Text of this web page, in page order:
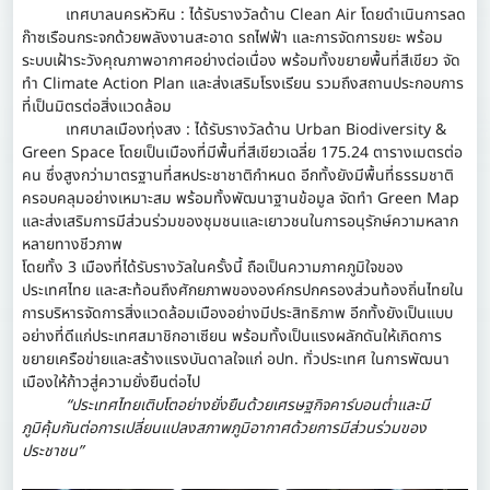
เทศบาลนครหัวหิน : ได้รับรางวัลด้าน Clean Air โดยดำเนินการลด
ก๊าซเรือนกระจกด้วยพลังงานสะอาด รถไฟฟ้า และการจัดการขยะ พร้อม
ระบบเฝ้าระวังคุณภาพอากาศอย่างต่อเนื่อง พร้อมทั้งขยายพื้นที่สีเขียว จัด
ทำ Climate Action Plan และส่งเสริมโรงเรียน รวมถึงสถานประกอบการ
ที่เป็นมิตรต่อสิ่งแวดล้อม
เทศบาลเมืองทุ่งสง : ได้รับรางวัลด้าน Urban Biodiversity &
Green Space โดยเป็นเมืองที่มีพื้นที่สีเขียวเฉลี่ย 175.24 ตารางเมตรต่อ
คน ซึ่งสูงกว่ามาตรฐานที่สหประชาชาติกำหนด อีกทั้งยังมีพื้นที่ธรรมชาติ
ครอบคลุมอย่างเหมาะสม พร้อมทั้งพัฒนาฐานข้อมูล จัดทำ Green Map
และส่งเสริมการมีส่วนร่วมของชุมชนและเยาวชนในการอนุรักษ์ความหลาก
หลายทางชีวภาพ
โดยทั้ง 3 เมืองที่ได้รับรางวัลในครั้งนี้ ถือเป็นความภาคภูมิใจของ
ประเทศไทย และสะท้อนถึงศักยภาพขององค์กรปกครองส่วนท้องถิ่นไทยใน
การบริหารจัดการสิ่งแวดล้อมเมืองอย่างมีประสิทธิภาพ อีกทั้งยังเป็นแบบ
อย่างที่ดีแก่ประเทศสมาชิกอาเซียน พร้อมทั้งเป็นแรงผลักดันให้เกิดการ
ขยายเครือข่ายและสร้างแรงบันดาลใจแก่ อปท. ทั่วประเทศ ในการพัฒนา
เมืองให้ก้าวสู่ความยั่งยืนต่อไป
“ประเทศไทยเติบโตอย่างยั่งยืนด้วยเศรษฐกิจคาร์บอนต่ำและมี
ภูมิคุ้มกันต่อการเปลี่ยนแปลงสภาพภูมิอากาศด้วยการมีส่วนร่วมของ
ประชาชน”